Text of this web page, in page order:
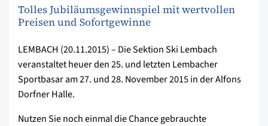
Tolles Jubiläumsgewinnspiel mit wertvollen
Preisen und Sofortgewinne
LEMBACH (20.11.2015) – Die Sektion Ski Lembach
veranstaltet heuer den 25. und letzten Lembacher
Sportbasar am 27. und 28. November 2015 in der Alfons
Dorfner Halle.
Nutzen Sie noch einmal die Chance gebrauchte